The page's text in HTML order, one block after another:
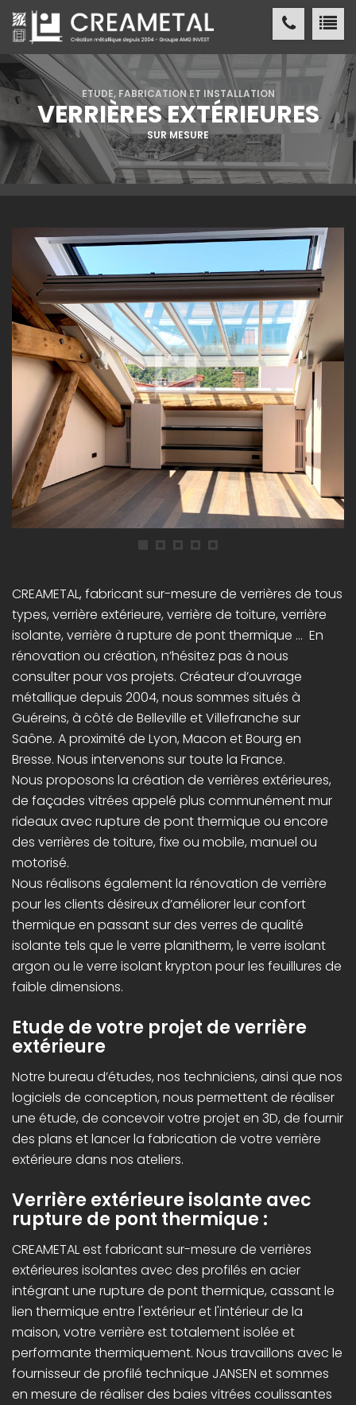
CREAMETAL Création métallique
ACCUEIL
CREAMETAL
FABRICATION MÉTALLIQUE
NOSRÉFÉRENCES
ACTUALITÉS/ PRESSE
CONTACT
ETUDE, FABRICATION ET INSTALLATION
VERRIÈRES EXTÉRIEURES
SUR MESURE
CREAMETAL, fabricant sur-mesure de verrières de tous
types, verrière extérieure, verrière de toiture, verrière
isolante, verrière à rupture de pont thermique … En
rénovation ou création, n’hésitez pas à nous
consulter pour vos projets. Créateur d’ouvrage
métallique depuis 2004, nous sommes situés à
Guéreins, à côté de Belleville et Villefranche sur
Saône. A proximité de Lyon, Macon et Bourg en
Bresse. Nous intervenons sur toute la France.
Nous proposons la création de verrières extérieures,
de façades vitrées appelé plus communément mur
rideaux avec rupture de pont thermique ou encore
des verrières de toiture, fixe ou mobile, manuel ou
motorisé.
Nous réalisons également la rénovation de verrière
pour les clients désireux d’améliorer leur confort
thermique en passant sur des verres de qualité
isolante tels que le verre planitherm, le verre isolant
argon ou le verre isolant krypton pour les feuillures de
faible dimensions.
Etude de votre projet de verrière
extérieure
Notre bureau d’études, nos techniciens, ainsi que nos
logiciels de conception, nous permettent de réaliser
une étude, de concevoir votre projet en 3D, de fournir
des plans et lancer la fabrication de votre verrière
extérieure dans nos ateliers.
Verrière extérieure isolante avec
rupture de pont thermique :
CREAMETAL est fabricant sur-mesure de verrières
extérieures isolantes avec des profilés en acier
intégrant une rupture de pont thermique, cassant le
lien thermique entre l'extérieur et l'intérieur de la
maison, votre verrière est totalement isolée et
performante thermiquement. Nous travaillons avec le
fournisseur de profilé technique JANSEN et sommes
en mesure de réaliser des baies vitrées coulissantes